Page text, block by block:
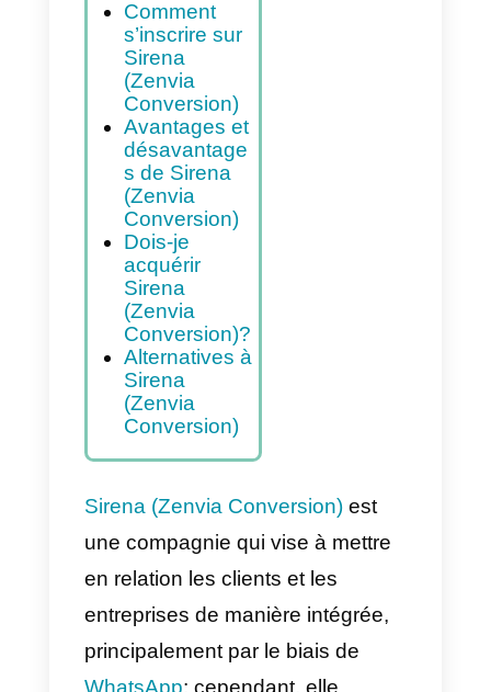
Indice
Principales
caractéristiqu
es
Comment
s’inscrire sur
Sirena
(Zenvia
Conversion)
Avantages et
désavantage
s de Sirena
(Zenvia
Conversion)
Sirena
(Zenvia
Conversion)?
Alternatives à
Sirena
(Zenvia
Conversion)